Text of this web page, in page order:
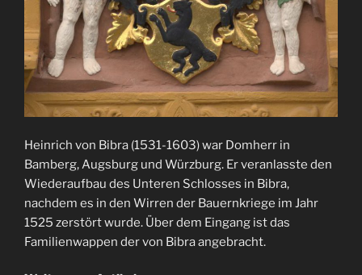
Heinrich von Bibra (1531-1603) war Domherr in
Bamberg, Augsburg und Würzburg. Er veranlasste den
Wiederaufbau des Unteren Schlosses in Bibra,
nachdem es in den Wirren der Bauernkriege im Jahr
1525 zerstört wurde. Über dem Eingang ist das
Familienwappen der von Bibra angebracht.